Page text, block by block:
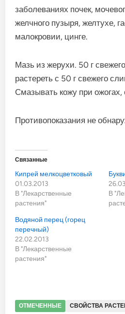
заболеваниях почек,
желчного пузыря, желтухе,
малокровии, цинге.
Мазь из жерухи. 50 г
растереть с 50 г свежего
Смазывать кожу при
Противопоказания не
Связанные
Кипрей мелкоцветковый
01.03.2013
В "Лекарственные
растения"
В
Водяной перец (горец
перечный)
22.02.2013
В "Лекарственные
растения"
ОТМЕЧЕННЫЕ СВОЙСТВА